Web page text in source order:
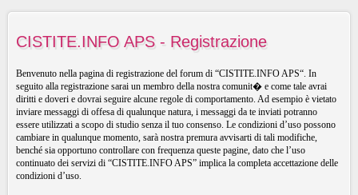
CISTITE.INFO APS - Registrazione
Benvenuto nella pagina di registrazione del forum di “CISTITE.INFO APS“. In
seguito alla registrazione sarai un membro della nostra comunit� e come tale avrai
diritti e doveri e dovrai seguire alcune regole di comportamento. Ad esempio è vietato
inviare messaggi di offesa di qualunque natura, i messaggi da te inviati potranno
essere utilizzati a scopo di studio senza il tuo consenso. Le condizioni d’uso possono
cambiare in qualunque momento, sarà nostra premura avvisarti di tali modifiche,
benché sia opportuno controllare con frequenza queste pagine, dato che l’uso
continuato dei servizi di “CISTITE.INFO APS” implica la completa accettazione delle
condizioni d’uso.